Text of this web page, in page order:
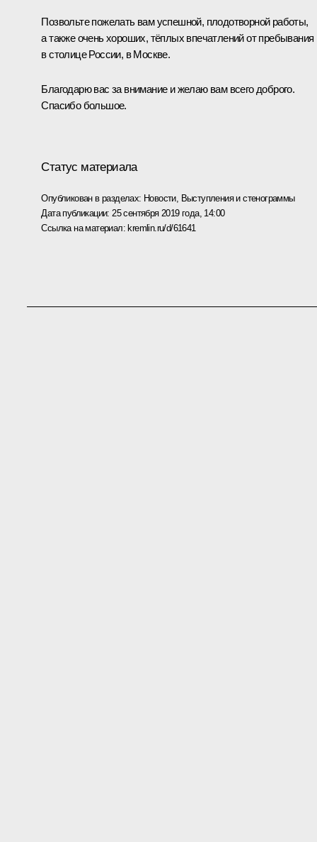
Позвольте пожелать вам успешной, плодотворной работы,
а также очень хороших, тёплых впечатлений от пребывания
в столице России, в Москве.
Благодарю вас за внимание и желаю вам всего доброго.
Спасибо большое.
Статус материала
Опубликован в разделах: Новости, Выступления и стенограммы
Дата публикации: 25 сентября 2019 года, 14:00
Ссылка на материал: kremlin.ru/d/61641